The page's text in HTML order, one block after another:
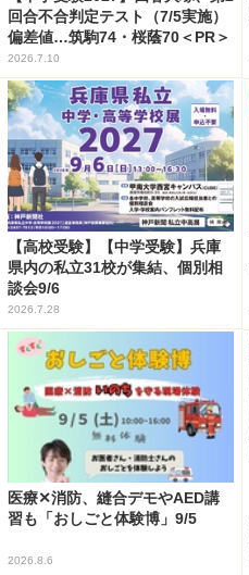
回合不合判定テスト（7/5実施）
偏差値…筑駒74・桜蔭70＜PR＞
2026.7.10
【高校受験】【中学受験】兵庫
県内の私立31校が集結、個別相
談会9/6
2026.7.28
医療✕消防、縫合デモやAED講
習も「おしごと体験博」9/5
2026.8.6